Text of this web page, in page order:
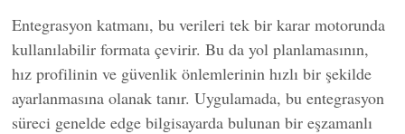
Entegrasyon katmanı, bu verileri tek bir karar motorunda
kullanılabilir formata çevirir. Bu da yol planlamasının,
hız profilinin ve güvenlik önlemlerinin hızlı bir şekilde
ayarlanmasına olanak tanır. Uygulamada, bu entegrasyon
süreci genelde edge bilgisayarda bulunan bir eşzamanlı